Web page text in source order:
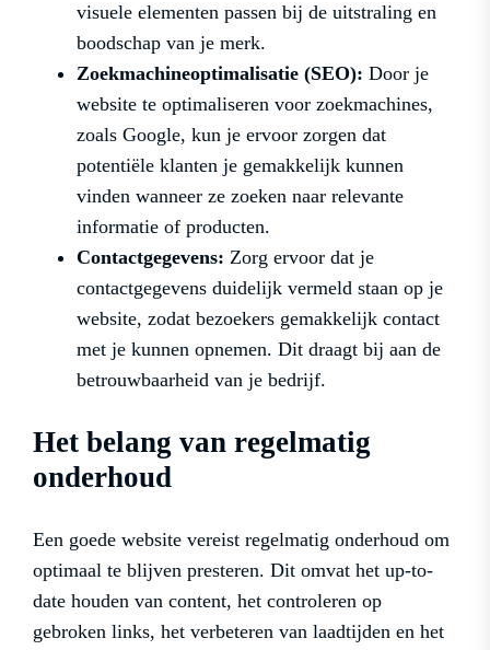
visuele elementen passen bij de uitstraling en
boodschap van je merk.
Zoekmachineoptimalisatie (SEO): Door je
website te optimaliseren voor zoekmachines,
zoals Google, kun je ervoor zorgen dat
potentiële klanten je gemakkelijk kunnen
vinden wanneer ze zoeken naar relevante
informatie of producten.
Contactgegevens: Zorg ervoor dat je
contactgegevens duidelijk vermeld staan op je
website, zodat bezoekers gemakkelijk contact
met je kunnen opnemen. Dit draagt bij aan de
betrouwbaarheid van je bedrijf.
Het belang van regelmatig
onderhoud
Een goede website vereist regelmatig onderhoud om
optimaal te blijven presteren. Dit omvat het up-to-
date houden van content, het controleren op
gebroken links, het verbeteren van laadtijden en het